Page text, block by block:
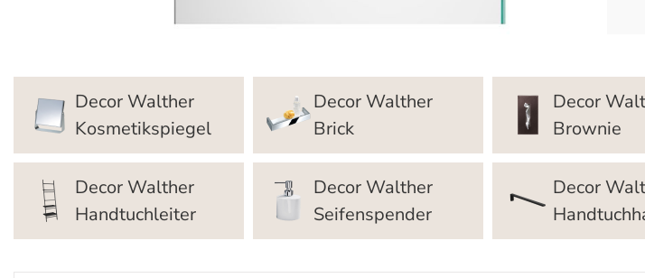
Decor Walther
Kosmetikspiegel
Decor Walther
Brick
Decor
Brownie
Decor Walther
Handtuchleiter
Decor Walther
Seifenspender
Decor